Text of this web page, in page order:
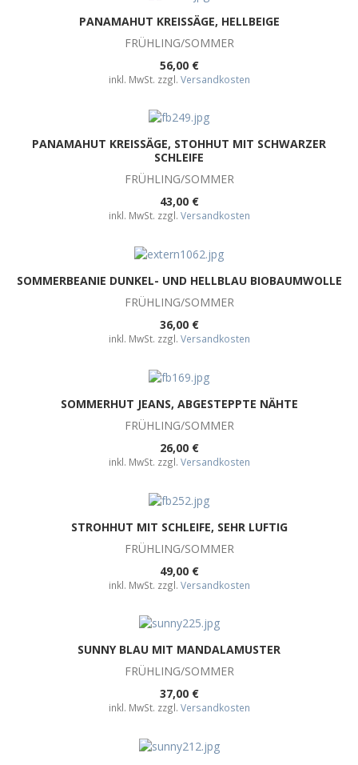
PANAMAHUT KREISSÄGE, HELLBEIGE
FRÜHLING/SOMMER
56,00 €
inkl. MwSt. zzgl. Versandkosten
PANAMAHUT KREISSÄGE, STOHHUT MIT SCHWARZER
SCHLEIFE
FRÜHLING/SOMMER
43,00 €
inkl. MwSt. zzgl. Versandkosten
SOMMERBEANIE DUNKEL- UND HELLBLAU BIOBAUMWOLLE
FRÜHLING/SOMMER
36,00 €
inkl. MwSt. zzgl. Versandkosten
SOMMERHUT JEANS, ABGESTEPPTE NÄHTE
FRÜHLING/SOMMER
26,00 €
inkl. MwSt. zzgl. Versandkosten
STROHHUT MIT SCHLEIFE, SEHR LUFTIG
FRÜHLING/SOMMER
49,00 €
inkl. MwSt. zzgl. Versandkosten
SUNNY BLAU MIT MANDALAMUSTER
FRÜHLING/SOMMER
37,00 €
inkl. MwSt. zzgl. Versandkosten